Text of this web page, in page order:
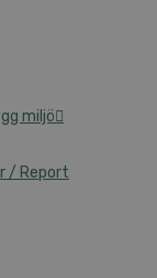
miljö
/ Report